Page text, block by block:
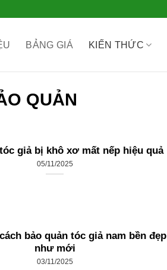
BẢNG GIÁ KIẾN THỨC
QUẢN
giả bị khô xơ mất nếp hiệu quả
05/11/2025
bảo quản tóc giả nam bền đẹp
như mới
03/11/2025